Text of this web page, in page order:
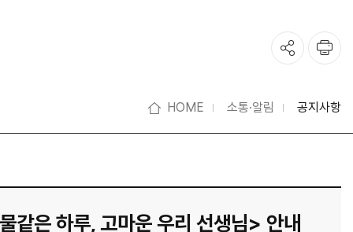
HOME 소통·알림 공지사항
은 하루, 고마운 우리 선생님> 안내